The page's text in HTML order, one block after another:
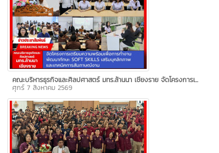
คณะบริหารธุรกิจและศิลปศาสตร์ มทร.ล้านนา เชียงราย จัดโครงการเ...
ศุกร์ 7 สิงหาคม 2569